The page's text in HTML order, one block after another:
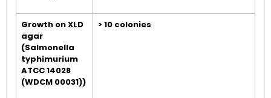
Growth on XLD
agar
(Salmonella
typhimurium
ATCC 14028
(WDCM 00031))
> 10 colonies